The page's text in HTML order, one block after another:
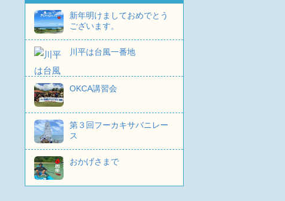
新年明けましておめでとう
ございます。
川平は台風一番地
OKCA講習会
第３回フーカキサバニレー
ス
おかげさまで